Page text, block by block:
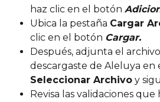
haz clic en el botón
Ubica la pestaña Cargar
clic en el botón Cargar.
Después, adjunta el
descargaste de Aleluya en
Seleccionar Archivo y
Revisa las validaciones